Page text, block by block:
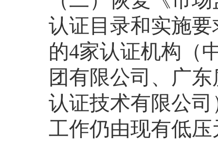
认证目录和实施
的4家认证机构（
团有限公司、广
认证技术有限公司
工作仍由现有低压